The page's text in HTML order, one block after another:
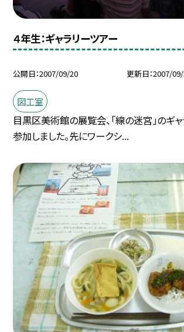
４年生：ギャラリーツアー
公開日 2007/09/20 更新日 2007/
図工室
目黒区美術館の展覧会、「線の迷宮」のギ
参加しました。先にワークシ...